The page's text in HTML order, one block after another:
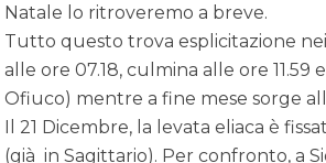
Natale lo ritroveremo a breve.
Tutto questo trova esplicitazione
alle ore 07.18, culmina alle ore
Ofiuco) mentre a fine mese sorge
Il 21 Dicembre, la levata eliaca è
(già in Sagittario). Per confronto, a